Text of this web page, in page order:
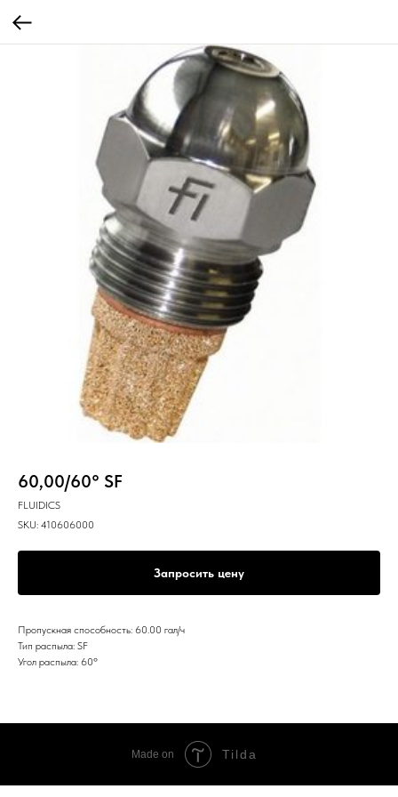
60,00/60° SF
FLUIDICS
SKU: 410606000
Запросить цену
Пропускная способность: 60.00 гал/ч
Тип распыла: SF
Угол распыла: 60º
Made on Tilda